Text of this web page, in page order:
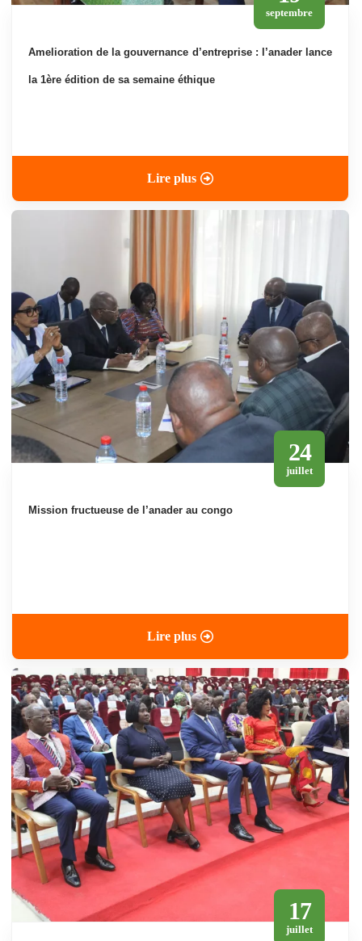
septembre
amelioration de la gouvernance d’entreprise : l’anader lance
la 1ère édition de sa semaine éthique
Lire plus
24
juillet
mission fructueuse de l’anader au congo
Lire plus
17
juillet